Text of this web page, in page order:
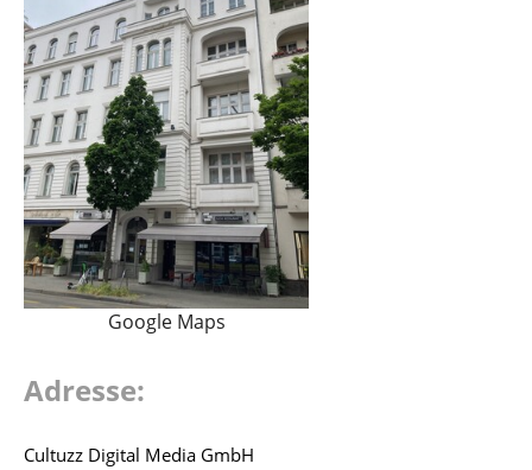
Google Maps
Adresse:
Cultuzz Digital Media GmbH